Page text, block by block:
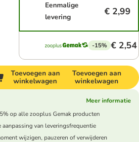
Eenmalige
levering
€ 2,99
-15% € 2,54
Toevoegen aan
winkelwagen
Toevoegen aan
winkelwagen
Meer informatie
op alle zooplus Gemak producten
aanpassing van leveringsfrequentie
wijzigen, pauzeren of verwijderen